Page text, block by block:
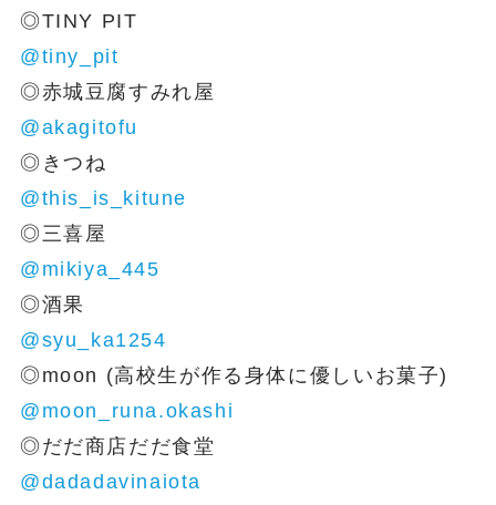
◎TINY PIT
@tiny_pit
◎赤城豆腐すみれ屋
@akagitofu
◎きつね
@this_is_kitune
◎三喜屋
@mikiya_445
◎酒果
@syu_ka1254
◎moon (高校生が作る身体に優しいお菓子)
@moon_runa.okashi
◎だだ商店だだ食堂
@dadadavinaiota